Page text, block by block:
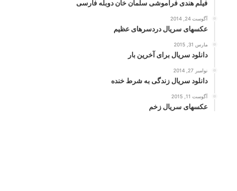
فیلم هندی فراموشی سلمان خان دوبله فارسی
آگوست 24, 2014
عکسهای سریال دردسرهای عظیم
مارس 31, 2015
دانلود سریال برای آخرین بار
نوامبر 27, 2014
دانلود سریال زندگی به شرط خنده
آگوست 11, 2015
عکسهای سریال زخم